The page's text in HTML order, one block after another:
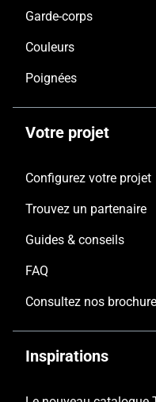
Garde-corps
Couleurs
Poignées
Votre projet
Configurez votre projet
Trouvez un partenaire
Guides & conseils
FAQ
Consultez nos
Inspirations